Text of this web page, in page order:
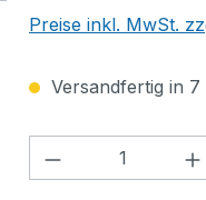
Preise inkl. MwSt.
Versandfertig in 7
Produkt